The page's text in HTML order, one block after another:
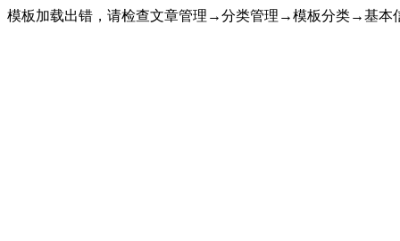
模板加载出错，请检查文章管理→分类管理→模板分类→基本